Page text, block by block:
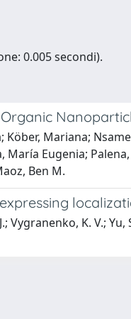
0.005 secondi).
Mariana;
María Eugenia;
Ben M.
Vygranenko, K. V.;